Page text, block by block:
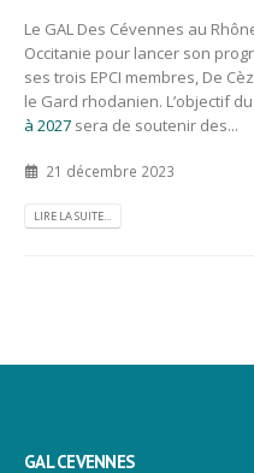
Le GAL Des Cévennes au
Occitanie pour lancer son
ses trois EPCI membres, De
le Gard rhodanien. L’objectif du
à 2027 sera de soutenir des...
21 décembre 2023
LIRE LA SUITE...
GAL CEVENNES